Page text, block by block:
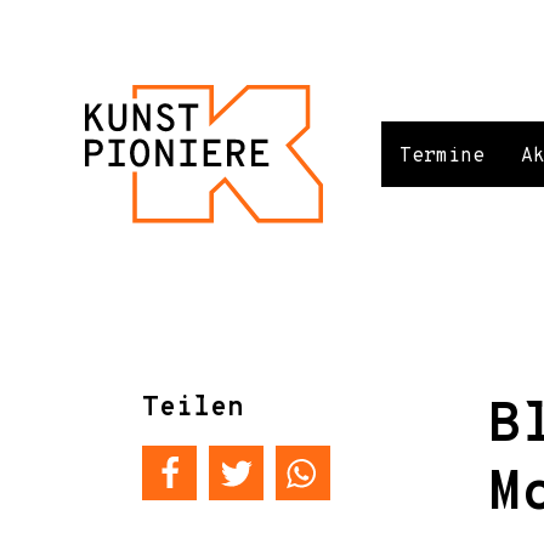
Termine
Teilen